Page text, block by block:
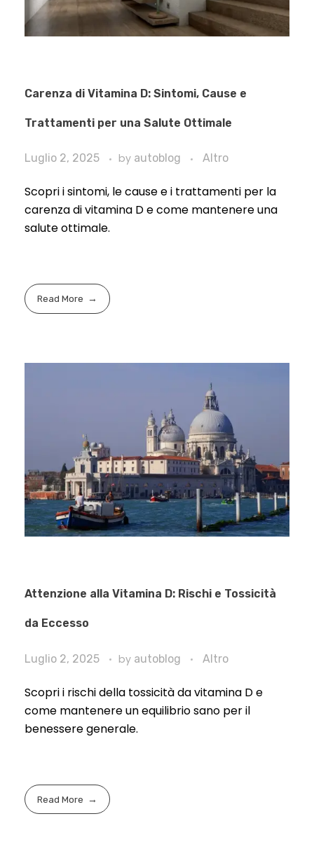
Carenza di Vitamina D: Sintomi, Cause e
Trattamenti per una Salute Ottimale
Luglio 2, 2025 by autoblog Altro
Scopri i sintomi, le cause e i trattamenti per la
carenza di vitamina D e come mantenere una
salute ottimale.
Read More
Attenzione alla Vitamina D: Rischi e Tossicità
da Eccesso
Luglio 2, 2025 by autoblog Altro
Scopri i rischi della tossicità da vitamina D e
come mantenere un equilibrio sano per il
benessere generale.
Read More